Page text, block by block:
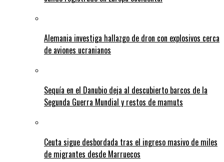
Alemania investiga hallazgo de dron con explosivos cerca
de aviones ucranianos
Sequía en el Danubio deja al descubierto barcos de la
Segunda Guerra Mundial y restos de mamuts
Ceuta sigue desbordada tras el ingreso masivo de miles
de migrantes desde Marruecos